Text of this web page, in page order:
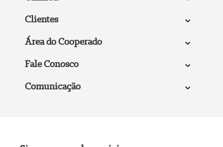
Clientes
Área do Cooperado
Fale Conosco
Comunicação